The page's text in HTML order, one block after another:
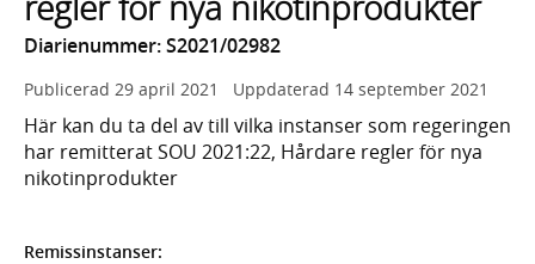
sökförslag
Diarienummer: S2021/02982
Publicerad 29 april 2021 Uppdaterad 14 september 2021
Här kan du ta del av till vilka instanser som regeringen
har remitterat SOU 2021:22, Hårdare regler för nya
nikotinprodukter
Remissinstanser: